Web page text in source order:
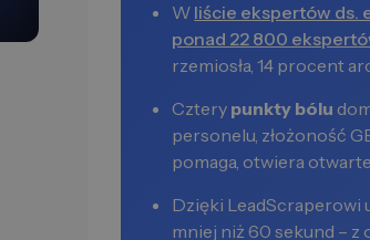
W liście ekspertów ds.
ponad 22 800
rzemiosła, 14 procent
Cztery punkty bólu
personelu, złożoność
pomaga, otwiera
Dzięki LeadScraperowi
mniej niż 60 sekund – z